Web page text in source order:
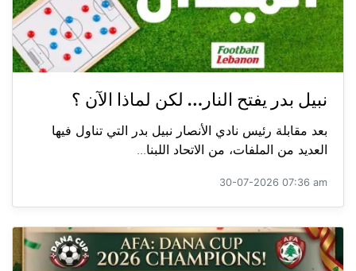
نبيل بدر يفتح النار… لكن لماذا الآن ؟
بعد مقابلة رئيس نادي الأنصار نبيل بدر التي تناول فيها
العديد من الملفات، من الاتحاد اللبنا...
30-07-2026 07:36 am